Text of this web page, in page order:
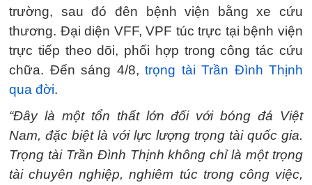
trường, sau đó đên bệnh viện bằng xe cứu
thương. Đại diện VFF, VPF túc trực tại bệnh viện
trực tiếp theo dõi, phối hợp trong công tác cứu
chữa. Đến sáng 4/8, trọng tài Trần Đình Thịnh
qua đời.
“Đây là một tổn thất lớn đối với bóng đá Việt
Nam, đặc biệt là với lực lượng trọng tài quốc gia.
Trọng tài Trần Đình Thịnh không chỉ là một trọng
tài chuyên nghiệp, nghiêm túc trong công việc,